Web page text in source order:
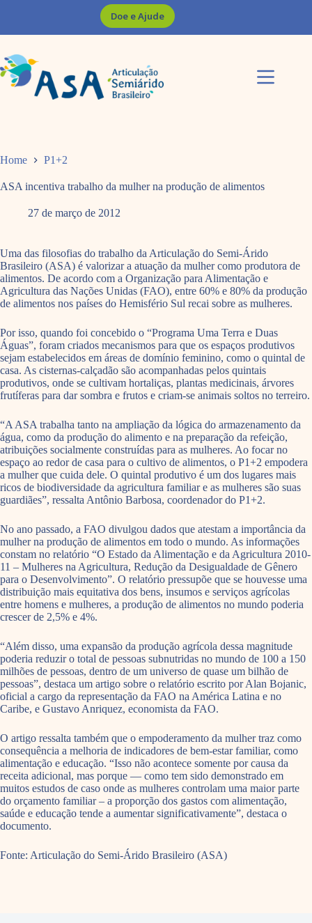
Doe e Ajude
Home P1+2
ASA incentiva trabalho da mulher na produção de alimentos
27 de março de 2012
Uma das filosofias do trabalho da Articulação do Semi-Árido
Brasileiro (ASA) é valorizar a atuação da mulher como produtora de
alimentos. De acordo com a Organização para Alimentação e
Agricultura das Nações Unidas (FAO), entre 60% e 80% da produção
de alimentos nos países do Hemisfério Sul recai sobre as mulheres.
Por isso, quando foi concebido o “Programa Uma Terra e Duas
Águas”, foram criados mecanismos para que os espaços produtivos
sejam estabelecidos em áreas de domínio feminino, como o quintal de
casa. As cisternas-calçadão são acompanhadas pelos quintais
produtivos, onde se cultivam hortaliças, plantas medicinais, árvores
frutíferas para dar sombra e frutos e criam-se animais soltos no terreiro.
“A ASA trabalha tanto na ampliação da lógica do armazenamento da
água, como da produção do alimento e na preparação da refeição,
atribuições socialmente construídas para as mulheres. Ao focar no
espaço ao redor de casa para o cultivo de alimentos, o P1+2 empodera
a mulher que cuida dele. O quintal produtivo é um dos lugares mais
ricos de biodiversidade da agricultura familiar e as mulheres são suas
guardiães”, ressalta Antônio Barbosa, coordenador do P1+2.
No ano passado, a FAO divulgou dados que atestam a importância da
mulher na produção de alimentos em todo o mundo. As informações
constam no relatório “O Estado da Alimentação e da Agricultura 2010-
11 – Mulheres na Agricultura, Redução da Desigualdade de Gênero
para o Desenvolvimento”. O relatório pressupõe que se houvesse uma
distribuição mais equitativa dos bens, insumos e serviços agrícolas
entre homens e mulheres, a produção de alimentos no mundo poderia
crescer de 2,5% e 4%.
“Além disso, uma expansão da produção agrícola dessa magnitude
poderia reduzir o total de pessoas subnutridas no mundo de 100 a 150
milhões de pessoas, dentro de um universo de quase um bilhão de
pessoas”, destaca um artigo sobre o relatório escrito por Alan Bojanic,
oficial a cargo da representação da FAO na América Latina e no
Caribe, e Gustavo Anriquez, economista da FAO.
O artigo ressalta também que o empoderamento da mulher traz como
consequência a melhoria de indicadores de bem-estar familiar, como
alimentação e educação. “Isso não acontece somente por causa da
receita adicional, mas porque — como tem sido demonstrado em
muitos estudos de caso onde as mulheres controlam uma maior parte
do orçamento familiar – a proporção dos gastos com alimentação,
saúde e educação tende a aumentar significativamente”, destaca o
documento.
Fonte: Articulação do Semi-Árido Brasileiro (ASA)